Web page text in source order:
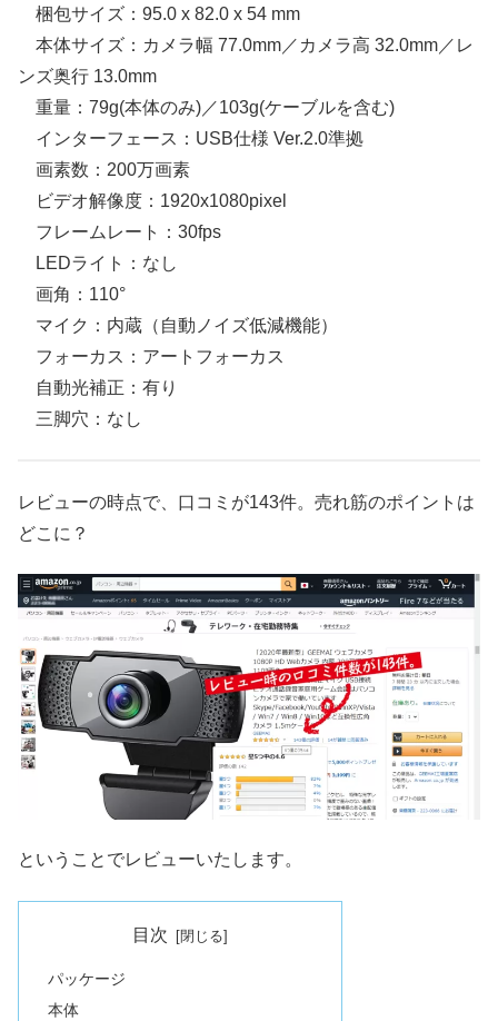
梱包サイズ：95.0 x 82.0 x 54 mm
本体サイズ：カメラ幅 77.0mm／カメラ高 32.0mm／レ
ンズ奥行 13.0mm
重量：79g(本体のみ)／103g(ケーブルを含む)
インターフェース：USB仕様 Ver.2.0準拠
画素数：200万画素
ビデオ解像度：1920x1080pixel
フレームレート：30fps
LEDライト：なし
画角：110°
マイク：内蔵（自動ノイズ低減機能）
フォーカス：アートフォーカス
自動光補正：有り
三脚穴：なし
レビューの時点で、口コミが143件。売れ筋のポイントは
どこに？
ということでレビューいたします。
目次
パッケージ
本体